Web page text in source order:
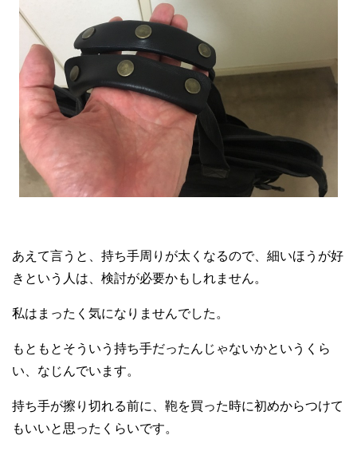
あえて言うと、持ち手周りが太くなるので、細いほうが好
きという人は、検討が必要かもしれません。
私はまったく気になりませんでした。
もともとそういう持ち手だったんじゃないかというくら
い、なじんでいます。
持ち手が擦り切れる前に、鞄を買った時に初めからつけて
もいいと思ったくらいです。